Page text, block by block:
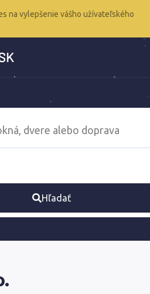
na vylepšenie vášho užívateľského
Hľadať